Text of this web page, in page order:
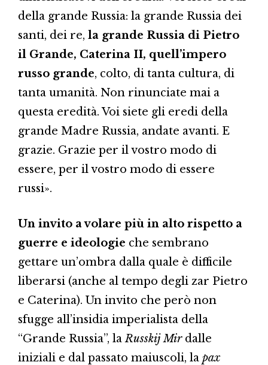
della grande Russia: la grande Russia dei
santi, dei re, la grande Russia di Pietro
il Grande, Caterina II, quell’impero
russo grande, colto, di tanta cultura, di
tanta umanità. Non rinunciate mai a
questa eredità. Voi siete gli eredi della
grande Madre Russia, andate avanti. E
grazie. Grazie per il vostro modo di
essere, per il vostro modo di essere
russi».
Un invito a volare più in alto rispetto a
guerre e ideologie che sembrano
gettare un’ombra dalla quale è difficile
liberarsi (anche al tempo degli zar Pietro
e Caterina). Un invito che però non
sfugge all’insidia imperialista della
“Grande Russia”, laRusskij Mirdalle
iniziali e dal passato maiuscoli, la pax